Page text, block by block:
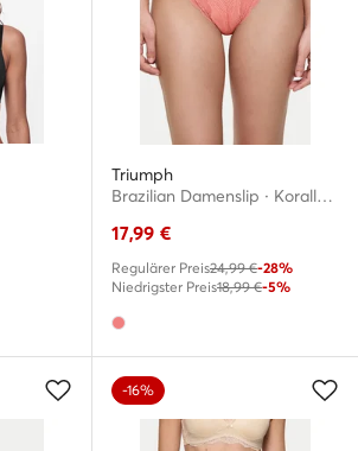
Triumph
Brazilian Damenslip · Korallenfarben
17,99 €
Regulärer Preis24,99 €-28%
Niedrigster Preis18,99 €-5%
-16%